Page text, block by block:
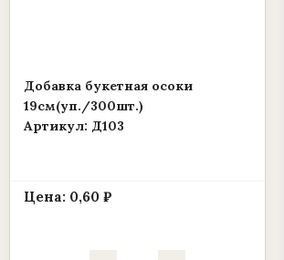
Добавка букетная осоки
19см(уп./300шт.)
Артикул: Д103
Цена: 0,60 ₽